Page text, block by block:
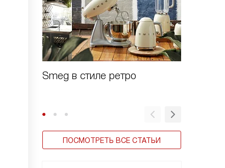
Smeg в стиле ретро
ПОСМОТРЕТЬ ВСЕ СТАТЬИ